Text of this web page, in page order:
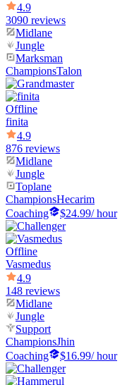
4.9
3090 reviews
Midlane
Jungle
Marksman
ChampionsTalon
Offline
finita
4.9
876 reviews
Midlane
Jungle
Toplane
ChampionsHecarim
Coaching
$24.99/ hour
Offline
Vasmedus
4.9
148 reviews
Midlane
Jungle
Support
ChampionsJhin
Coaching
$16.99/ hour